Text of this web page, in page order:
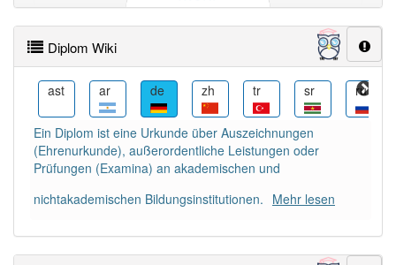
PowerIndex:7
Häufigkeit: 4 von 10
Wörter mit Endung -diplom: 3
-diplom
aber mit einem anderen
Diplom Wiki
ast ar de zh tr sr ru
Ein Diplom ist eine Urkunde über Auszeichnungen
(Ehrenurkunde), außerordentliche Leistungen oder
Prüfungen (Examina) an akademischen und
nichtakademischen Bildungsinstitutionen. Mehr lesen